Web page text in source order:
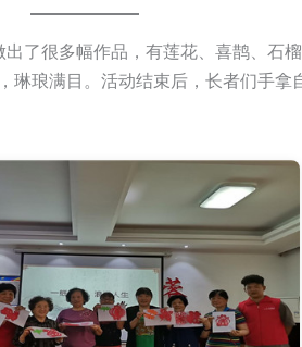
很多幅作品，有莲花、喜鹊、石
琅满目。活动结束后，长者们手拿